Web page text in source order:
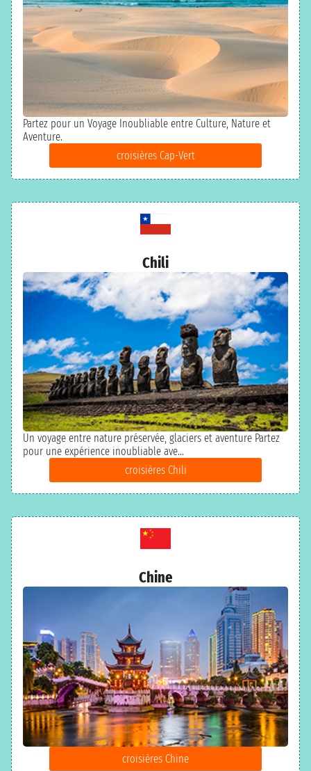
Partez pour un Voyage Inoubliable entre Culture, Nature et
Aventure.
croisières Cap-Vert
Chili
Un voyage entre nature préservée, glaciers et aventure Partez
pour une expérience inoubliable ave...
croisières Chili
Chine
croisières Chine